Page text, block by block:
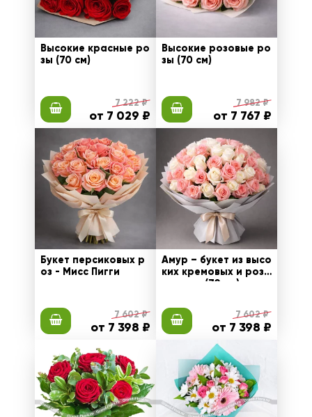
Высокие красные ро
зы (70 см)
7 222 ₽
от 7 029 ₽
Высокие розовые ро
зы (70 см)
7 982 ₽
от 7 767 ₽
Букет персиковых р
оз - Мисс Пигги
7 602 ₽
от 7 398 ₽
Амур – букет из высо
ких кремовых и розо
вых роз (70 см)
7 602 ₽
от 7 398 ₽